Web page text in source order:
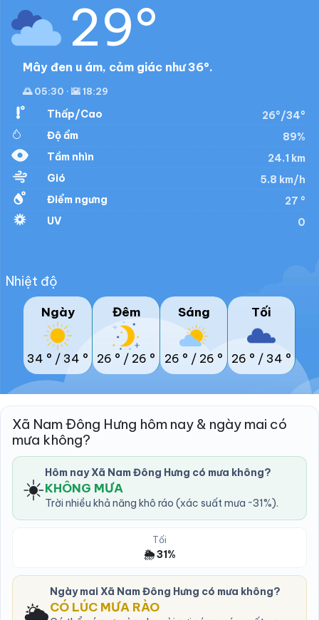
29°
Mây đen u ám, cảm giác như 36°.
🌅 05:30 · 🌇 18:29
Thấp/Cao
26°/34°
Độ ẩm
89%
Tầm nhìn
24.1 km
Gió
5.8 km/h
Điểm ngưng
27 °
UV
0
Nhiệt độ
Ngày
34 ° / 34 °
Đêm
26 ° / 26 °
Sáng
26 ° / 26 °
Tối
26 ° / 34 °
Xã Nam Đông Hưng hôm nay & ngày mai có
mưa không?
☀️ Hôm nay Xã Nam Đông Hưng có mưa không?
KHÔNG MƯA
Trời nhiều khả năng khô ráo (xác suất mưa ~31%).
Tối
🌦️ 31%
Ngày mai Xã Nam Đông Hưng có mưa không?
CÓ LÚC MƯA RÀO